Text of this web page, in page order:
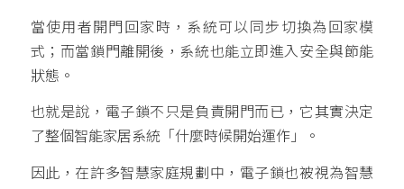
當使用者開門回家時，系統可以同步切換為回家模
式；而當鎖門離開後，系統也能立即進入安全與節能
狀態。
也就是說，電子鎖不只是負責開門而已，它其實決定
了整個智能家居系統「什麼時候開始運作」。
因此，在許多智慧家庭規劃中，電子鎖也被視為智慧